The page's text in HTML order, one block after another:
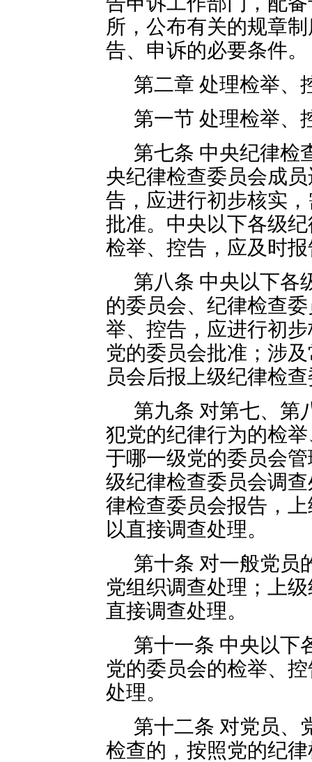
所，公布有关的规章
告、申诉的必要条件。
第二章 处理检举、
第一节 处理检举、
第七条 中央纪律检
央纪律检查委员会成
告，应进行初步核实
批准。中央以下各级
检举、控告，应及时
第八条 中央以下各
的委员会、纪律检查
举、控告，应进行初
党的委员会批准；涉
员会后报上级纪律检
第九条 对第七、第
犯党的纪律行为的检
于哪一级党的委员会
级纪律检查委员会调
律检查委员会报告，
以直接调查处理。
第十条 对一般党员
党组织调查处理；上
直接调查处理。
第十一条 中央以下
党的委员会的检举、
处理。
第十二条 对党员、
检查的，按照党的纪